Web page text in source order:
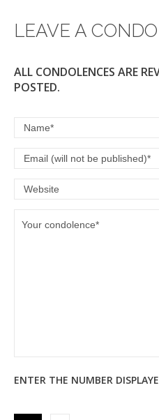
LEAVE A
ALL CONDOLENCES ARE
POSTED.
ENTER THE NUMBER